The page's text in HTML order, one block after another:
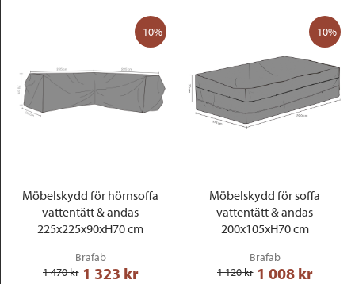
-10%
Möbelskydd för hörnsoffa
vattentätt & andas
225x225x90xH70 cm
Brafab
1 470 kr 1 323 kr
-10%
Möbelskydd för soffa
vattentätt & andas
200x105xH70 cm
Brafab
1 120 kr 1 008 kr